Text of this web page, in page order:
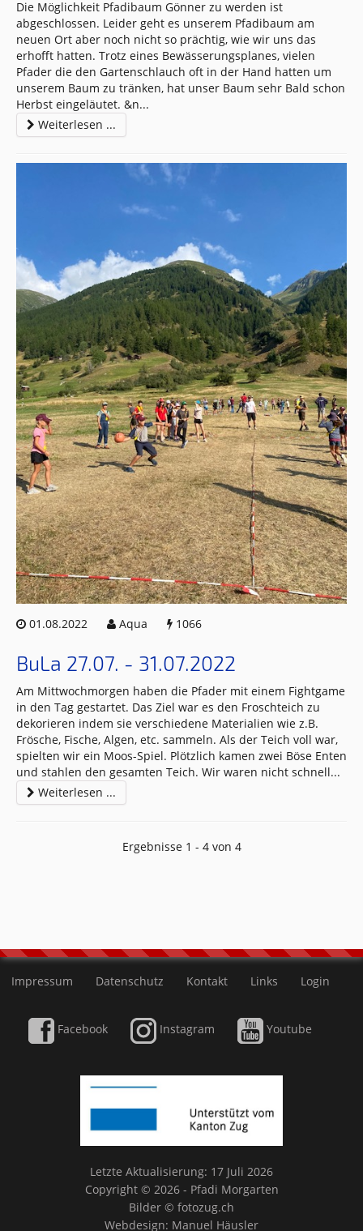
Die Möglichkeit Pfadibaum Gönner zu werden ist
abgeschlossen. Leider geht es unserem Pfadibaum am
neuen Ort aber noch nicht so prächtig, wie wir uns das
erhofft hatten. Trotz eines Bewässerungsplanes, vielen
Pfader die den Gartenschlauch oft in der Hand hatten um
unserem Baum zu tränken, hat unser Baum sehr Bald schon
Herbst eingeläutet. &n...
Weiterlesen ...
01.08.2022 Aqua 1066
BuLa 27.07. - 31.07.2022
Am Mittwochmorgen haben die Pfader mit einem Fightgame
in den Tag gestartet. Das Ziel war es den Froschteich zu
dekorieren indem sie verschiedene Materialien wie z.B.
Frösche, Fische, Algen, etc. sammeln. Als der Teich voll war,
spielten wir ein Moos-Spiel. Plötzlich kamen zwei Böse Enten
und stahlen den gesamten Teich. Wir waren nicht schnell...
Weiterlesen ...
Ergebnisse 1 - 4 von 4
Impressum Datenschutz Kontakt Links Login
Facebook Instagram Youtube
Letzte Aktualisierung: 17 Juli 2026
Copyright © 2026 - Pfadi Morgarten
Bilder © fotozug.ch
Webdesign: Manuel Häusler